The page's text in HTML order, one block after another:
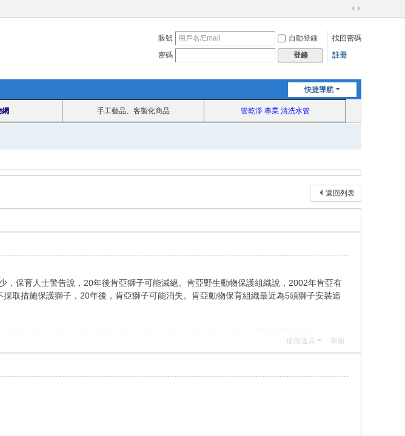
切
到
賬號 自動登錄
找回密碼
密碼
登錄 註冊
快捷導航
網 手工藝品、客製化商品 管乾淨 專業 清洗水管
返回列表
保育人士警告說，20年後肯亞獅子可能滅絕。肯亞野生動物保護組織說，2002年肯亞有
取措施保護獅子，20年後，肯亞獅子可能消失。肯亞動物保育組織最近為5頭獅子安裝追
使用道具 舉報